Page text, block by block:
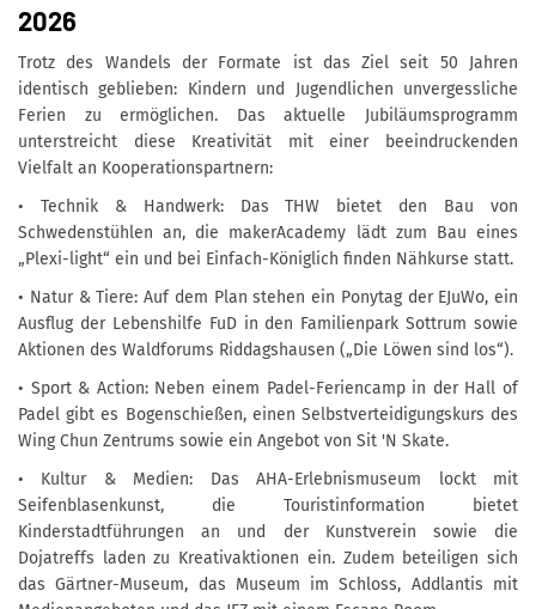
2026
Trotz des Wandels der Formate ist das Ziel seit 50 Jahren
identisch geblieben: Kindern und Jugendlichen unvergessliche
Ferien zu ermöglichen. Das aktuelle Jubiläumsprogramm
unterstreicht diese Kreativität mit einer beeindruckenden
Vielfalt an Kooperationspartnern:
• Technik & Handwerk: Das THW bietet den Bau von
Schwedenstühlen an, die makerAcademy lädt zum Bau eines
„Plexi-light“ ein und bei Einfach-Königlich finden Nähkurse statt.
• Natur & Tiere: Auf dem Plan stehen ein Ponytag der EJuWo, ein
Ausflug der Lebenshilfe FuD in den Familienpark Sottrum sowie
Aktionen des Waldforums Riddagshausen („Die Löwen sind los“).
• Sport & Action: Neben einem Padel-Feriencamp in der Hall of
Padel gibt es Bogenschießen, einen Selbstverteidigungskurs des
Wing Chun Zentrums sowie ein Angebot von Sit 'N Skate.
• Kultur & Medien: Das AHA-Erlebnismuseum lockt mit
Seifenblasenkunst, die Touristinformation bietet
Kinderstadtführungen an und der Kunstverein sowie die
Dojatreffs laden zu Kreativaktionen ein. Zudem beteiligen sich
das Gärtner-Museum, das Museum im Schloss, Addlantis mit